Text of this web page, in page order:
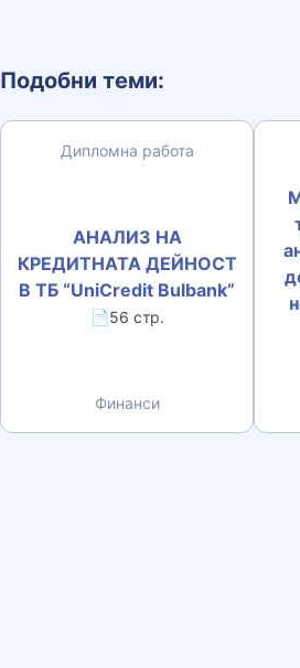
Подобни теми:
Дипломна работа
АНАЛИЗ НА
КРЕДИТНАТА ДЕЙНОСТ
В ТБ “UniCredit Bulbank”
📄56 стр.
Финанси